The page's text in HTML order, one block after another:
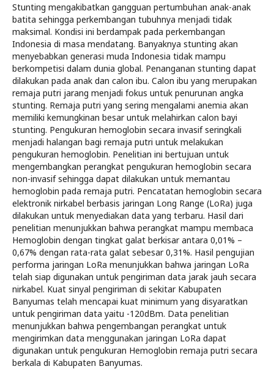
Stunting mengakibatkan gangguan pertumbuhan anak-anak
batita sehingga perkembangan tubuhnya menjadi tidak
maksimal. Kondisi ini berdampak pada perkembangan
Indonesia di masa mendatang. Banyaknya stunting akan
menyebabkan generasi muda Indonesia tidak mampu
berkompetisi dalam dunia global. Penanganan stunting dapat
dilakukan pada anak dan calon ibu. Calon ibu yang merupakan
remaja putri jarang menjadi fokus untuk penurunan angka
stunting. Remaja putri yang sering mengalami anemia akan
memiliki kemungkinan besar untuk melahirkan calon bayi
stunting. Pengukuran hemoglobin secara invasif seringkali
menjadi halangan bagi remaja putri untuk melakukan
pengukuran hemoglobin. Penelitian ini bertujuan untuk
mengembangkan perangkat pengukuran hemoglobin secara
non-invasif sehingga dapat dilakukan untuk memantau
hemoglobin pada remaja putri. Pencatatan hemoglobin secara
elektronik nirkabel berbasis jaringan Long Range (LoRa) juga
dilakukan untuk menyediakan data yang terbaru. Hasil dari
penelitian menunjukkan bahwa perangkat mampu membaca
Hemoglobin dengan tingkat galat berkisar antara 0,01% –
0,67% dengan rata-rata galat sebesar 0,31%. Hasil pengujian
performa jaringan LoRa menunjukkan bahwa jaringan LoRa
telah siap digunakan untuk pengiriman data jarak jauh secara
nirkabel. Kuat sinyal pengiriman di sekitar Kabupaten
Banyumas telah mencapai kuat minimum yang disyaratkan
untuk pengiriman data yaitu -120dBm. Data penelitian
menunjukkan bahwa pengembangan perangkat untuk
mengirimkan data menggunakan jaringan LoRa dapat
digunakan untuk pengukuran Hemoglobin remaja putri secara
berkala di Kabupaten Banyumas.